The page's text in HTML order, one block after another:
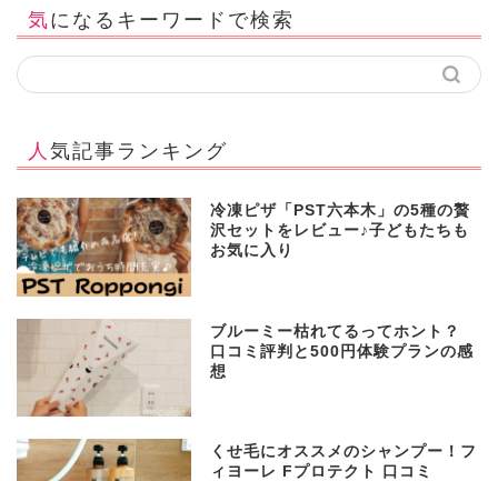
気になるキーワードで検索
人気記事ランキング
冷凍ピザ「PST六本木」の5種の贅
沢セットをレビュー♪子どもたちも
お気に入り
ブルーミー枯れてるってホント？
口コミ評判と500円体験プランの感
想
くせ毛にオススメのシャンプー！フ
ィヨーレ Fプロテクト 口コミ